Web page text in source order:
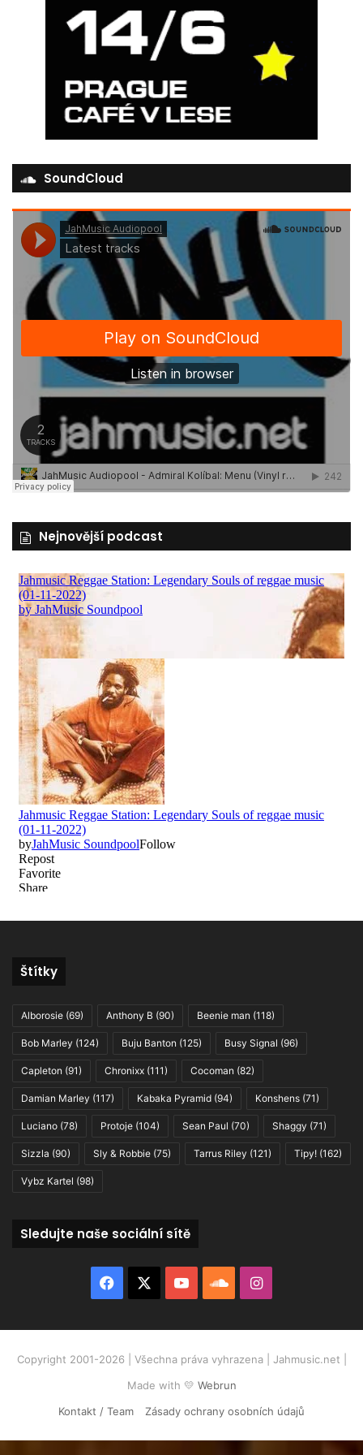
SoundCloud
Nejnovější podcast
Štítky
Alborosie (69) Anthony B (90) Beenie man (118)
Bob Marley (124) Buju Banton (125) Busy Signal (96)
Capleton (91) Chronixx (111) Cocoman (82)
Damian Marley (117) Kabaka Pyramid (94) Konshens (71)
Luciano (78) Protoje (104) Sean Paul (70) Shaggy (71)
Sizzla (90) Sly & Robbie (75) Tarrus Riley (121) Tipy! (162)
Vybz Kartel (98)
Sledujte naše sociální sítě
Facebook YouTubeSoundCloud
Instagram
Copyright 2001-2026 | Všechna práva vyhrazena | Jahmusic.net |
Made with 💛 Webrun
Kontakt / Team
Zásady ochrany osobních údajů